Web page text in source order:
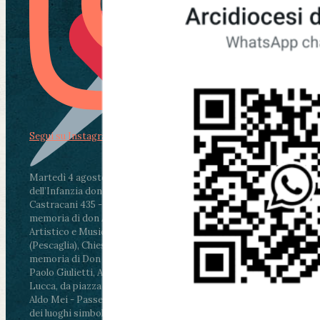
Martedì 4 agosto2026
ore 11:30 - Lucca, Scuola
dell’Infanzia don Aldo Mei - Viale Castruccio
Castracani 435 - Inaugurazione murales in
memoria di don Aldo Mei curato dal Liceo
Artistico e Musicale “Passaglia”
ore 18 - Fiano
(Pescaglia), Chiesa parrocchiale - Messa in
memoria di Don Aldo Mei celebrata da mons.
Paolo Giulietti, Arcivescovo di Lucca
ore 20.30 -
Lucca, da piazza San Michele al Cippo di don
Aldo Mei - Passeggiata della Memoria in alcuni
dei luoghi simbolo della città. Ritrovo alle ore
Segui su Instagram